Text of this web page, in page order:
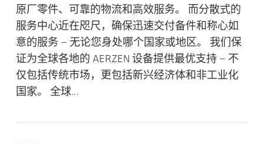
原厂零件、可靠的物流和高效服务。 而分散式的
服务中心近在咫尺，确保迅速交付备件和称心如
意的服务 — 无论您身处哪个国家或地区。 我们保
证为全球各地的 AERZEN 设备提供最优支持 — 不
仅包括传统市场，更包括新兴经济体和非工业化
国家。 全球…